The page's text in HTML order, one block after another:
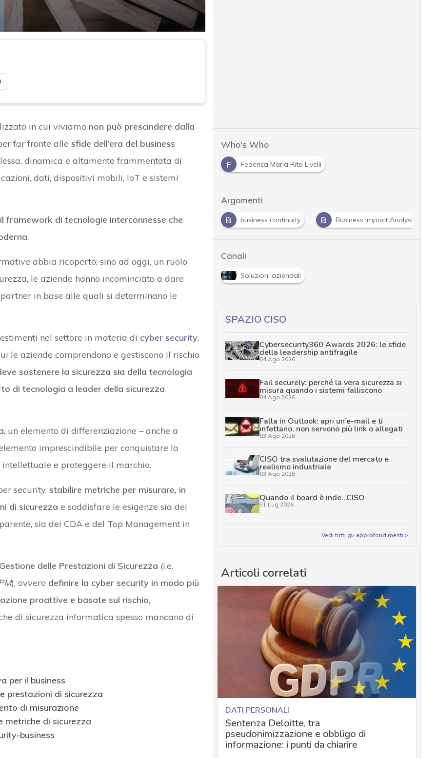
in cui viviamo non può prescindere dalla
far fronte alle sfide dell’era del business
dinamica e altamente frammentata di
dati, dispositivi mobili, IoT e sistemi
framework di tecnologie interconnesse che
.
abbia ricoperto, sino ad oggi, un ruolo
le aziende hanno incominciato a dare
in base alle quali si determinano le
nel settore in materia di cyber security,
le aziende comprendono e gestiscono il rischio
sostenere la sicurezza sia della tecnologia
di tecnologia a leader della sicurezza
, un elemento di differenziazione – anche a
imprescindibile per conquistare la
e proteggere il marchio.
security, stabilire metriche per misurare, in
di sicurezza e soddisfare le esigenze sia dei
sia dei CDA e del Top Management in
delle Prestazioni di Sicurezza (i.e.
), ovvero definire la cyber security in modo più
proattive e basate sul rischio,
di sicurezza informatica spesso mancano di
per il business
prestazioni di sicurezza
di misurazione
metriche di sicurezza
business
Who's Who
F
Federica Maria Rita Livelli
Argomenti
A
Applicazioni B business continuity B Business Impact Analysis
Canali
Soluzioni aziendali
SPAZIO CISO
Cybersecurity360 Awards 2026: le sfide
della leadership antifragile
04 Ago 2026
Fail securely: perché la vera sicurezza si
misura quando i sistemi falliscono
04 Ago 2026
Falla in Outlook: apri un’e-mail e ti
infettano, non servono più link o allegati
03 Ago 2026
CISO tra svalutazione del mercato e
realismo industriale
03 Ago 2026
Quando il board è inde…CISO
31 Lug 2026
Vedi tutti gli approfondimenti >
Articoli correlati
DATI PERSONALI
Sentenza Deloitte, tra
pseudonimizzazione e obbligo di
informazione: i punti da chiarire